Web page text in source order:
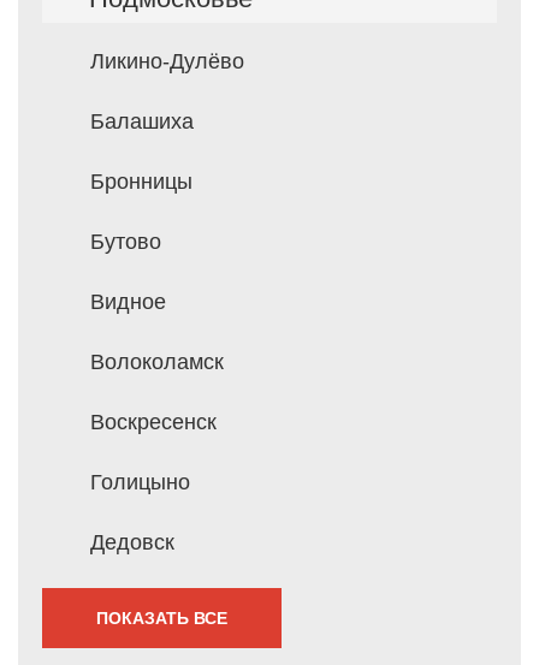
Ликино-Дулёво
Балашиха
Бронницы
Бутово
Видное
Волоколамск
Воскресенск
Голицыно
Дедовск
ПОКАЗАТЬ ВСЕ